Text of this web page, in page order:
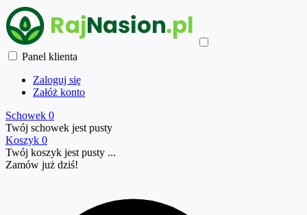
Panel klienta
Zaloguj się
Załóż konto
Schowek 0
Twój schowek jest pusty
Koszyk 0
Twój koszyk jest pusty ...
Zamów już dziś!